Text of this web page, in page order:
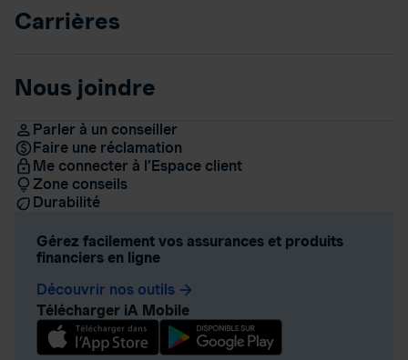
Carrières
Nous joindre
Parler à un conseiller
Faire une réclamation
Me connecter à l’Espace client
Zone conseils
Durabilité
Gérez facilement vos assurances et produits
financiers en ligne
Découvrir nos outils arrow_forward
Télécharger iA Mobile